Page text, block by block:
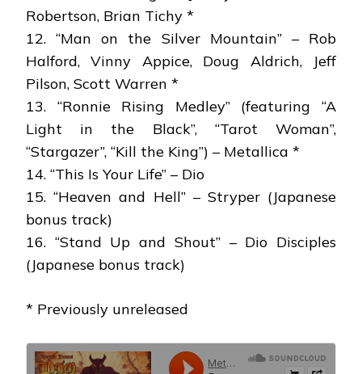
Robertson, Brian Tichy *
12. “Man on the Silver Mountain” – Rob
Halford, Vinny Appice, Doug Aldrich, Jeff
Pilson, Scott Warren *
13. “Ronnie Rising Medley” (featuring “A
Light in the Black”, “Tarot Woman”,
“Stargazer”, “Kill the King”) – Metallica *
14. “This Is Your Life” – Dio
15. “Heaven and Hell” – Stryper (Japanese
bonus track)
16. “Stand Up and Shout” – Dio Disciples
(Japanese bonus track)
* Previously unreleased